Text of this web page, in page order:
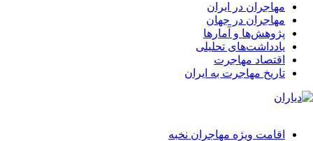
مهاجران در ایران
مهاجران در جهان
پژوهش‌ها و آمارها
یادداشت‌های تحلیلی
اقتصاد مهاجرت
تاریخ مهاجرت به ایران
اقامت ویژه مهاجران نخبه